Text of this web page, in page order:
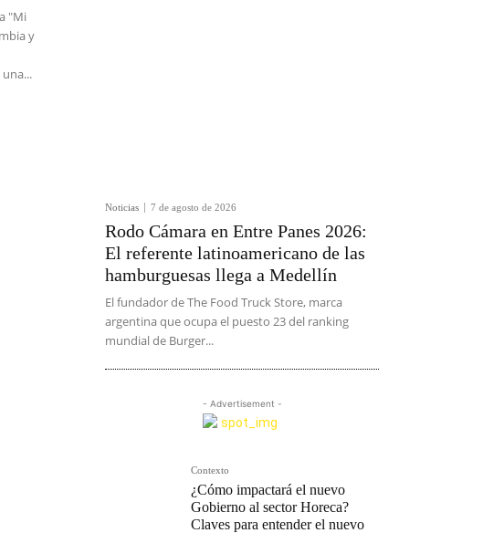
"Mi
y
Noticias 7 de agosto de 2026
Rodo Cámara en Entre Panes 2026:
El referente latinoamericano de las
hamburguesas llega a Medellín
El fundador de The Food Truck Store, marca
argentina que ocupa el puesto 23 del ranking
mundial de Burger...
- Advertisement -
Contexto
¿Cómo impactará el nuevo
Gobierno al sector Horeca?
Claves para entender el nuevo